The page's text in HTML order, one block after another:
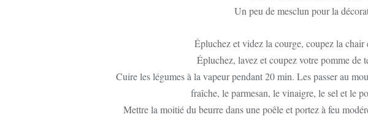
Un peu de mesclun pour la
Épluchez et videz la courge, coupez la chair
Épluchez, lavez et coupez votre pomme de
Cuire les légumes à la vapeur pendant 20 min. Les passer au
fraîche, le parmesan, le vinaigre, le sel et le
Mettre la moitié du beurre dans une poêle et portez à feu